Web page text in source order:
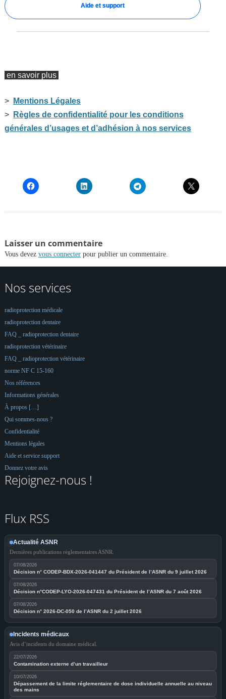
Aide et support
en savoir plus
>
Mentions Légales
>
Règles de confidentialité pour les conditions
générales d’usages et d’adhésion à nos services
Laisser un commentaire
Vous devez vous connecterpour publier un commentaire.
Nos services
radioprotection médicale
radioprotection dentaire
FAQ _ radioprotection dentaire
radioprotection vétérinaire
FAQ _ radioprotection vétérinaire
norme NF C 15-160
Nos références
Informations générales
À propos […]
Qui sommes-nous ?
Confidentialité
Mentions légales
Aide et service support
Donnez votre avis
Rejoignez-nous !
Flux RSS
Actualité ASNR
Dernières publications réglementaires ASNR.
07/08/2026
Décision n° CODEP-BDX-2026-041447 du Président de l’ASNR du 9 juillet 2026
07/08/2026
Décision n°CODEP-LYO-2026-047431 du Président de l’ASNR du 7 août 2026
07/08/2026
Décision n° 2026-DC-050 de l’ASNR du 2 juillet 2026
Incidents médicaux
Avis d’incidents du domaine médical.
22/07/2026
Contamination externe d’un travailleur
10/07/2026
Dépassement de la limite réglementaire de dose individuelle annuelle au niveau
des mains